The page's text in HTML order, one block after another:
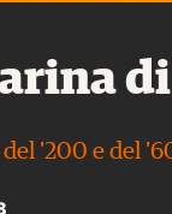
del '200 e del